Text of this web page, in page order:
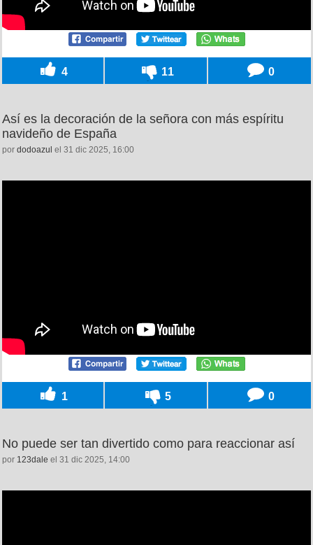
4 11 0
Así es la decoración de la señora con más espíritu
navideño de España
por dodoazul el 31 dic 2025, 16:00
1 5 0
No puede ser tan divertido como para reaccionar así
por 123dale el 31 dic 2025, 14:00